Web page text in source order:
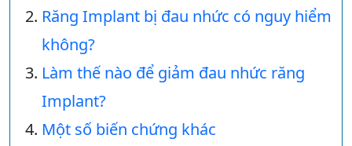
Răng Implant bị đau nhức có nguy hiểm
không?
Làm thế nào để giảm đau nhức răng
Implant?
Một số biến chứng khác